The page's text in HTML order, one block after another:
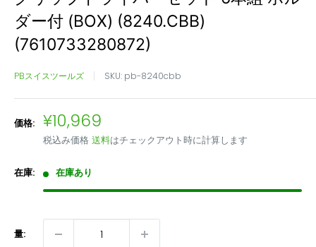
ダー付 (BOX) (8240.CBB)
(7610733280872)
PBスイスツールズ SKU: pb-8240cbb
価格: 販
売
価
格
¥10,969
税込み価格 送料はチェックアウト時に計算します
在庫: 在庫あり
量: